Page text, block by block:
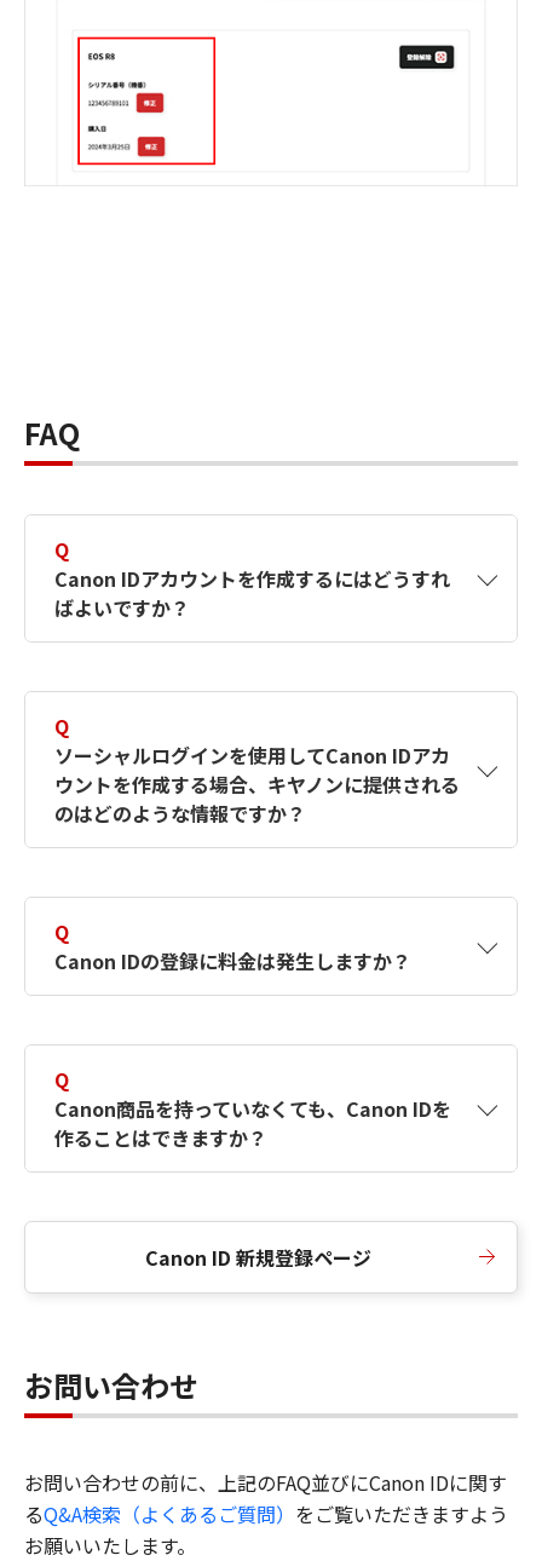
FAQ
Q
Canon IDアカウントを作成するにはどうすれ
ばよいですか？
す。詳しい作成方法は【カメラ】Canon IDとは
何ですか？Canon IDの作成方法は？をご確認く
ださい。
Q
ソーシャルログインを使用してCanon IDアカ
ウントを作成する場合、キヤノンに提供される
のはどのような情報ですか？
択したサービスから取得します。アカウントを
簡単に作成できるように、この情報を使用して
Canon IDの登録フォームを入力します。
Q
Canon IDの登録に料金は発生しますか？
Q
Canon商品を持っていなくても、Canon IDを
作ることはできますか？
Canon ID 新規登録ページ
お問い合わせ
お問い合わせの前に、上記のFAQ並びにCanon IDに関す
るQ&A検索（よくあるご質問） をご覧いただきますよう
お願いいたします。